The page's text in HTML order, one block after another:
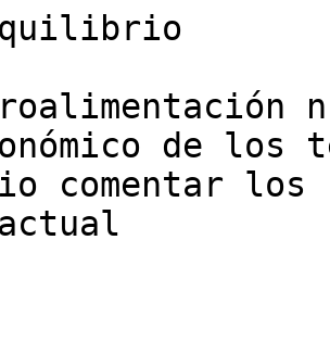
de
comentar